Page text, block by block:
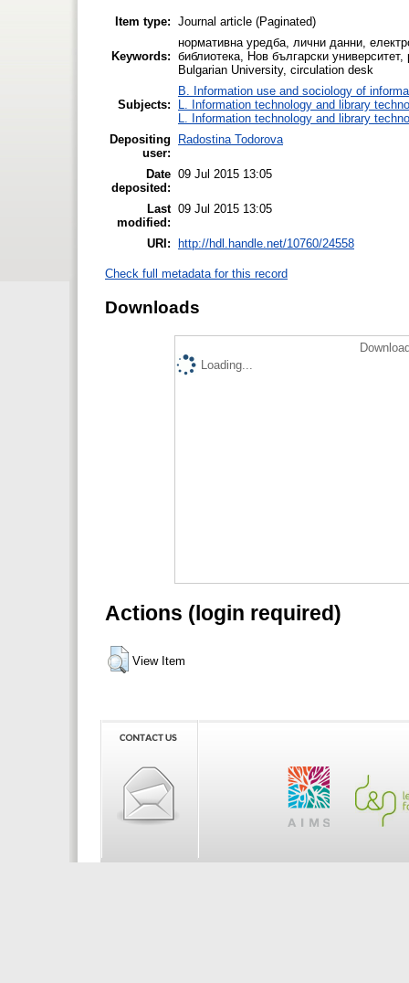
Item type: Journal article (Paginated)
Keywords:
нормативна уредба, лични данни,
библиотека, Нов български
Bulgarian University, circulation desk
Subjects:
B. Information use and sociology of
L. Information technology and library
L. Information technology and library
Depositing
user:
Radostina Todorova
Date
deposited:
09 Jul 2015 13:05
Last
modified:
09 Jul 2015 13:05
URI: http://hdl.handle.net/10760/24558
Check full metadata for this record
Downloads
Loading...
Actions (login required)
View Item